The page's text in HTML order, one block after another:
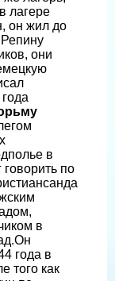
лагере
он жил до
они
в
по
в
года в
того как